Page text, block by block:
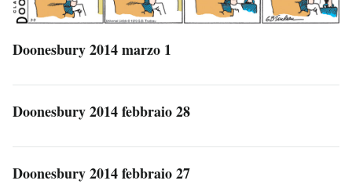
Doonesbury 2014 marzo 1
Doonesbury 2014 febbraio 28
Doonesbury 2014 febbraio 27